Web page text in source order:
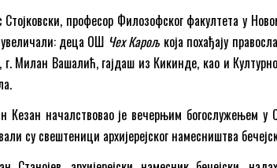
Стојковски, професор Филозофског факултета у
деца ОШ Чех Карољ која похађају
Милан Вашалић, гајдаш из Кикинде, као и
Кезан началствовао је вечерњим богослужењем у
су свештеници архијерејског намесништва